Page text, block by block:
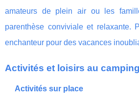
amateurs de plein air ou les
parenthèse conviviale et relaxante.
enchanteur pour des vacances
Activités et loisirs au camping
Activités sur place